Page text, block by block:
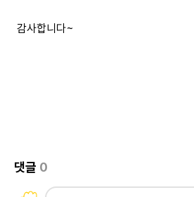
감사합니다~
댓글 0